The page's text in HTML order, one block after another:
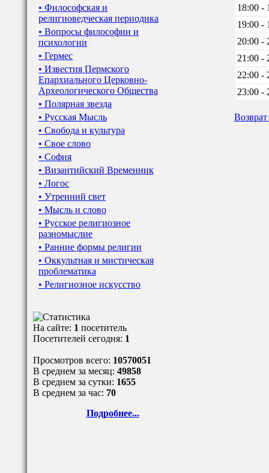
• Философская и
религиоведческая периодика
• Вопросы философии и
психологии
• Гермес
• Известия Пермского
Епархиального Церковно-
Археологического Общества
• Полярная звезда
• Русская Мысль
• Свобода и культура
• Свое слово
• София
• Византийский Временник
• Логос
• Утренний свет
• Мысль и слово
• Русское религиозное
разномыслие
• Ранние формы религии
• Оккультная и мистическая
проблематика
• Религиозное искусство
На сайте: 1 посетитель
Посетителей сегодня: 1
Просмотров всего: 10570051
В среднем за месяц: 49858
В среднем за сутки: 1655
В среднем за час: 70
Подробнее...
18:00 -
19:00 -
20:00 -
21:00 -
22:00 -
23:00 -
Возврат